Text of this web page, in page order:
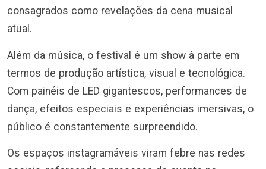
consagrados como revelações da cena musical
atual.
Além da música, o festival é um show à parte em
termos de produção artística, visual e tecnológica.
Com painéis de LED gigantescos, performances de
dança, efeitos especiais e experiências imersivas, o
público é constantemente surpreendido.
Os espaços instagramáveis viram febre nas redes